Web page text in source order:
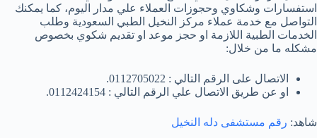
استفسارات وشكاوي وحجوزات العملاء علي مدار اليوم، كما يمكنك
التواصل مع خدمة عملاء مركز النخيل الطبي السعودية وطلب
الخدمات الطبية اللازمة او حجز موعد او تقديم شكوي بخصوص
مشكله ما من خلال:
الاتصال على الرقم التالي : 0112705022.
او عن طريق الاتصال علي الرقم التالي : 0112424154.
شاهد: رقم مستشفى دله النخيل